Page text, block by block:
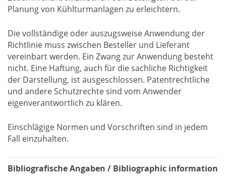
Planung von Kühlturmanlagen zu erleichtern.
Die vollständige oder auszugsweise Anwendung der
Richtlinie muss zwischen Besteller und Lieferant
vereinbart werden. Ein Zwang zur Anwendung besteht
nicht. Eine Haftung, auch für die sachliche Richtigkeit
der Darstellung, ist ausgeschlossen. Patentrechtliche
und andere Schutzrechte sind vom Anwender
eigenverantwortlich zu klären.
Einschlägige Normen und Vorschriften sind in jedem
Fall einzuhalten.
Bibliografische Angaben / Bibliographic information